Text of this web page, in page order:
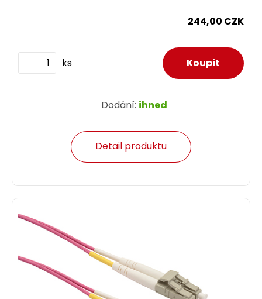
244,00 CZK
ks
Dodání: ihned
Detail produktu